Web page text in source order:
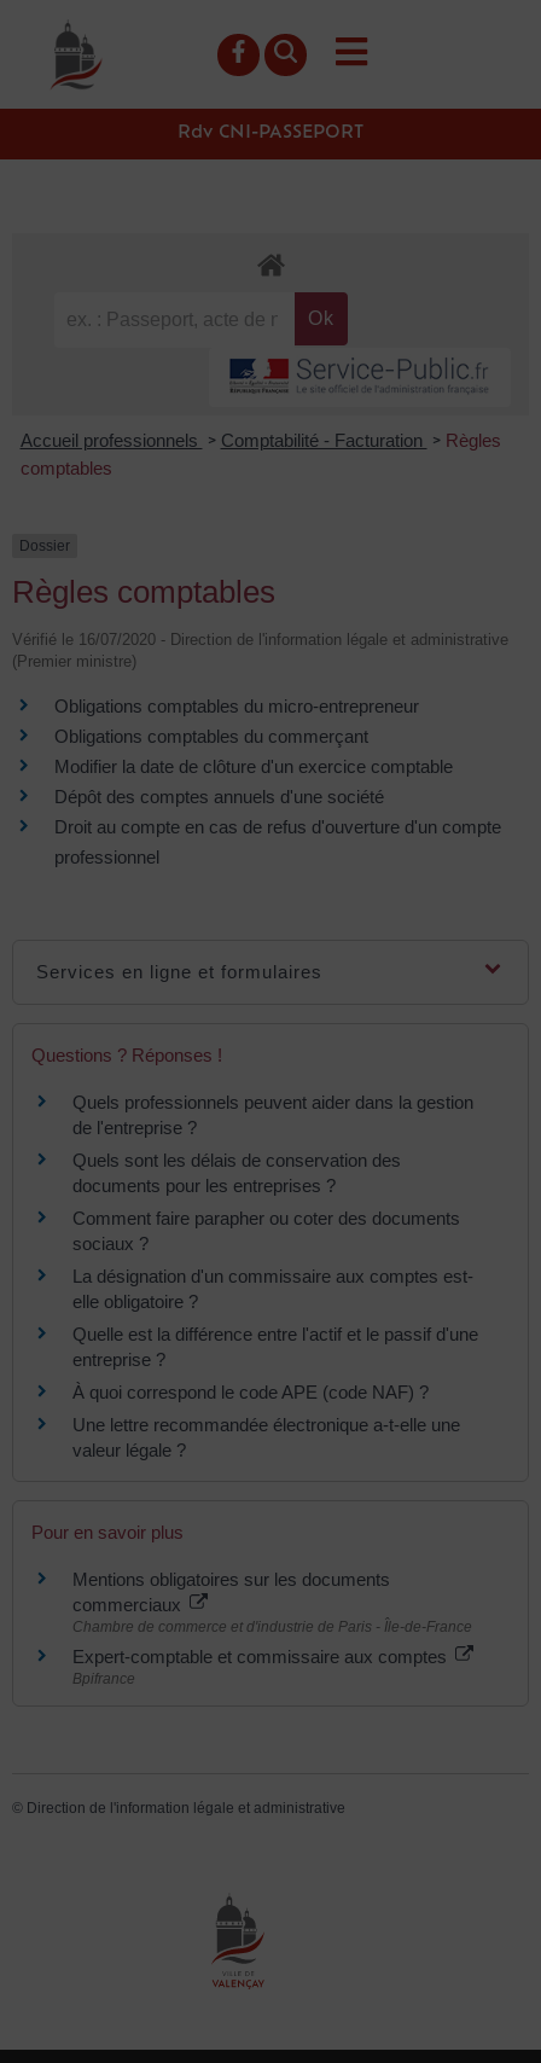
principal
Rdv CNI-PASSEPORT
Accueil professionnels > Comptabilité - Facturation > Règles
comptables
Dossier
Règles comptables
Vérifié le 16/07/2020 - Direction de l'information légale et administrative
(Premier ministre)
Obligations comptables du micro-entrepreneur
Obligations comptables du commerçant
Modifier la date de clôture d'un exercice comptable
Dépôt des comptes annuels d'une société
Droit au compte en cas de refus d'ouverture d'un compte
professionnel
Services en ligne et formulaires
Questions ? Réponses !
Quels professionnels peuvent aider dans la gestion
de l'entreprise ?
Quels sont les délais de conservation des
documents pour les entreprises ?
Comment faire parapher ou coter des documents
sociaux ?
La désignation d'un commissaire aux comptes est-
elle obligatoire ?
Quelle est la différence entre l'actif et le passif d'une
entreprise ?
À quoi correspond le code APE (code NAF) ?
Une lettre recommandée électronique a-t-elle une
valeur légale ?
Pour en savoir plus
Mentions obligatoires sur les documents
commerciaux
Chambre de commerce et d'industrie de Paris - Île-de-France
Expert-comptable et commissaire aux comptes
Bpifrance
© Direction de l'information légale et administrative